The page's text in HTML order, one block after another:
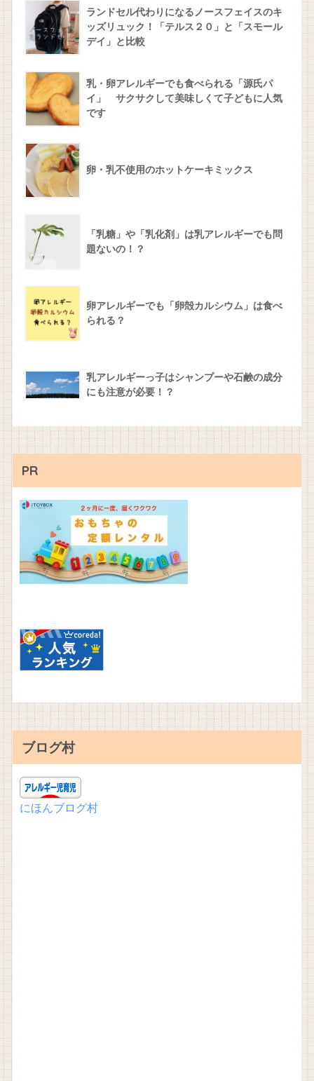
ランドセル代わりになるノースフェイスのキ
ッズリュック！「テルス２０」と「スモール
デイ」と比較
乳・卵アレルギーでも食べられる「源氏パ
イ」 サクサクして美味しくて子どもに人気
です
卵・乳不使用のホットケーキミックス
「乳糖」や「乳化剤」は乳アレルギーでも問
題ないの！？
卵アレルギーでも「卵殻カルシウム」は食べ
られる？
乳アレルギーっ子はシャンプーや石鹸の成分
にも注意が必要！？
PR
ブログ村
にほんブログ村